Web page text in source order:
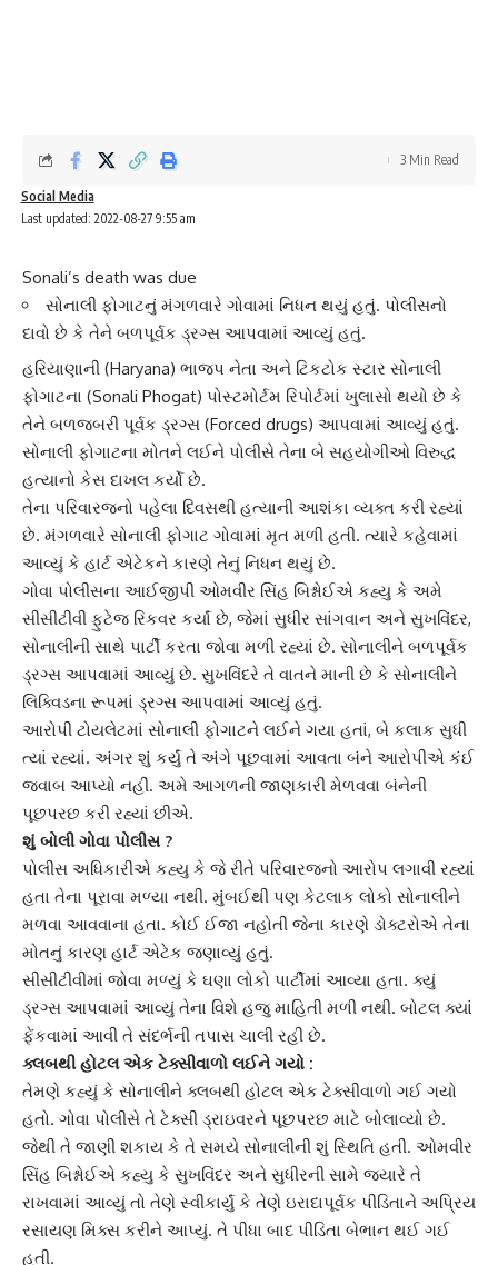
Last updated: 2022-08-27 9:55 am
Social Media
3 Min Read
Sonali’s death was due
સોનાલી ફોગાટનું મંગળવારે ગોવામાં નિધન થયું હતું. પોલીસનો
દાવો છે કે તેને બળપૂર્વક ડ્રગ્સ આપવામાં આવ્યું હતું.
હરિયાણાની (Haryana) ભાજપ નેતા અને ટિકટોક સ્ટાર સોનાલી
ફોગાટના (Sonali Phogat) પોસ્ટમોર્ટમ રિપોર્ટમાં ખુલાસો થયો છે કે
તેને બળજબરી પૂર્વક ડ્રગ્સ (Forced drugs) આપવામાં આવ્યું હતું.
સોનાલી ફોગાટના મોતને લઈને પોલીસે તેના બે સહયોગીઓ વિરુદ્ધ
હત્યાનો કેસ દાખલ કર્યો છે.
તેના પરિવારજનો પહેલા દિવસથી હત્યાની આશંકા વ્યક્ત કરી રહ્યાં
છે. મંગળવારે સોનાલી ફોગાટ ગોવામાં મૃત મળી હતી. ત્યારે કહેવામાં
આવ્યું કે હાર્ટ એટેકને કારણે તેનું નિધન થયું છે.
ગોવા પોલીસના આઈજીપી ઓમવીર સિંહ બિશ્નોઈએ કહ્યુ કે અમે
સીસીટીવી ફુટેજ રિકવર કર્યાં છે, જેમાં સુધીર સાંગવાન અને સુખવિંદર,
સોનાલીની સાથે પાર્ટી કરતા જોવા મળી રહ્યાં છે. સોનાલીને બળપૂર્વક
ડ્રગ્સ આપવામાં આવ્યું છે. સુખવિંદરે તે વાતને માની છે કે સોનાલીને
લિક્વિડના રૂપમાં ડ્રગ્સ આપવામાં આવ્યું હતું.
આરોપી ટોયલેટમાં સોનાલી ફોગાટને લઈને ગયા હતાં, બે કલાક સુધી
ત્યાં રહ્યાં. અંગર શું કર્યું તે અંગે પૂછવામાં આવતા બંને આરોપીએ કંઈ
જવાબ આપ્યો નહીં. અમે આગળની જાણકારી મેળવવા બંનેની
પૂછપરછ કરી રહ્યાં છીએ.
શું બોલી ગોવા પોલીસ ?
પોલીસ અધિકારીએ કહ્યુ કે જે રીતે પરિવારજનો આરોપ લગાવી રહ્યાં
હતા તેના પૂરાવા મળ્યા નથી. મુંબઈથી પણ કેટલાક લોકો સોનાલીને
મળવા આવવાના હતા. કોઈ ઈજા નહોતી જેના કારણે ડોક્ટરોએ તેના
મોતનું કારણ હાર્ટ એટેક જણાવ્યું હતું.
સીસીટીવીમાં જોવા મળ્યું કે ઘણા લોકો પાર્ટીમાં આવ્યા હતા. ક્યું
ડ્રગ્સ આપવામાં આવ્યું તેના વિશે હજુ માહિતી મળી નથી. બોટલ ક્યાં
ફેંકવામાં આવી તે સંદર્ભની તપાસ ચાલી રહી છે.
ક્લબથી હોટલ એક ટેક્સીવાળો લઈને ગયો :
તેમણે કહ્યું કે સોનાલીને ક્લબથી હોટલ એક ટેક્સીવાળો ગઈ ગયો
હતો. ગોવા પોલીસે તે ટેક્સી ડ્રાઇવરને પૂછપરછ માટે બોલાવ્યો છે.
જેથી તે જાણી શકાય કે તે સમયે સોનાલીની શું સ્થિતિ હતી. ઓમવીર
સિંહ બિશ્નોઈએ કહ્યુ કે સુખવિંદર અને સુધીરની સામે જ્યારે તે
રાખવામાં આવ્યું તો તેણે સ્વીકાર્યું કે તેણે ઇરાદાપૂર્વક પીડિતાને અપ્રિય
રસાયણ મિક્સ કરીને આપ્યું. તે પીધા બાદ પીડિતા બેભાન થઈ ગઈ
હતી.